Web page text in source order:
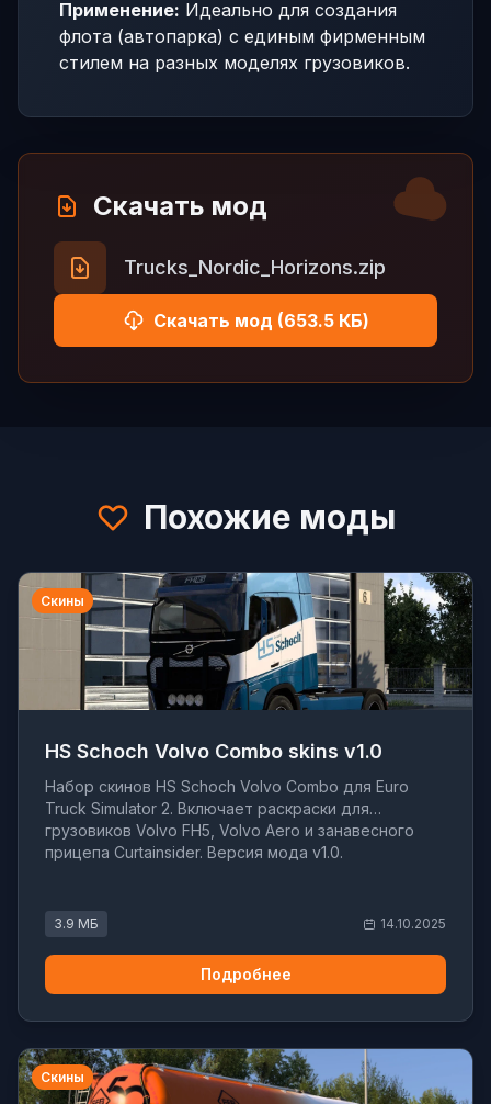
Применение: Идеально для создания
флота (автопарка) с единым фирменным
стилем на разных моделях грузовиков.
Скачать мод
Trucks_Nordic_Horizons.zip
Скачать мод (653.5 КБ)
Похожие моды
Скины
HS Schoch Volvo Combo skins v1.0
Набор скинов HS Schoch Volvo Combo для Euro
Truck Simulator 2. Включает раскраски для
грузовиков Volvo FH5, Volvo Aero и занавесного
прицепа Curtainsider. Версия мода v1.0.
3.9 МБ 14.10.2025
Подробнее
Скины